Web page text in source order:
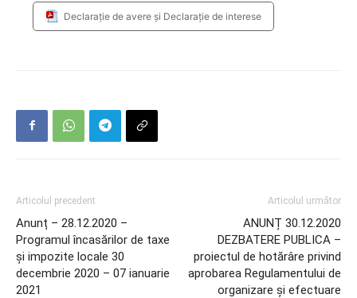
Declarație de avere și Declarație de interese
Articolul precedent
Anunț – 28.12.2020 –
Programul încasărilor de taxe
și impozite locale 30
decembrie 2020 – 07 ianuarie
2021
Articolul următor
ANUNȚ 30.12.2020
DEZBATERE PUBLICA –
proiectul de hotărâre privind
aprobarea Regulamentului de
organizare și efectuare